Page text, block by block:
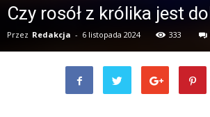
Czy rosół z królika jest
Przez Redakcja - 6 listopada 2024 333